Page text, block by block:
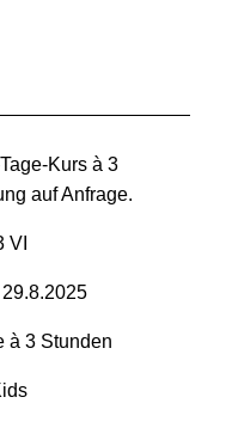
Kurs à 3
auf Anfrage.
VI
à 3 Stunden